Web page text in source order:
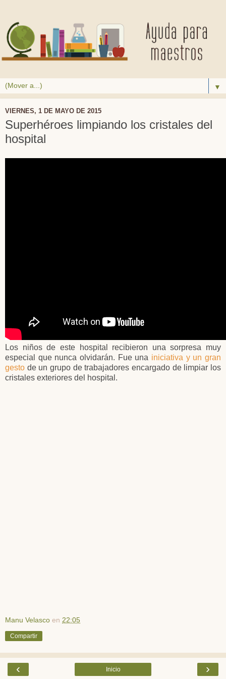
▼
VIERNES, 1 DE MAYO DE 2015
Superhéroes limpiando los cristales del
hospital
Los niños de este hospital recibieron una sorpresa muy
especial que nunca olvidarán. Fue una iniciativa y un gran
gesto de un grupo de trabajadores encargado de limpiar los
cristales exteriores del hospital.
Manu Velasco en 22:05
Compartir
‹ ›
Inicio